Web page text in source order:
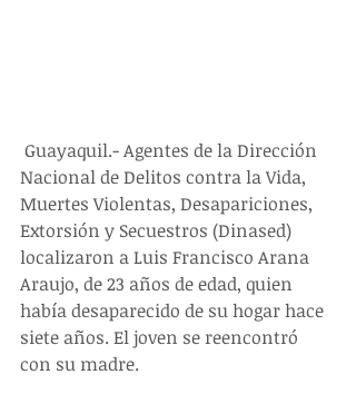
Nacional de Delitos contra la Vida,
Muertes Violentas, Desapariciones,
Extorsión y Secuestros (Dinased)
localizaron a Luis Francisco Arana
Araujo, de 23 años de edad, quien
había desaparecido de su hogar hace
siete años. El joven se reencontró
con su madre.